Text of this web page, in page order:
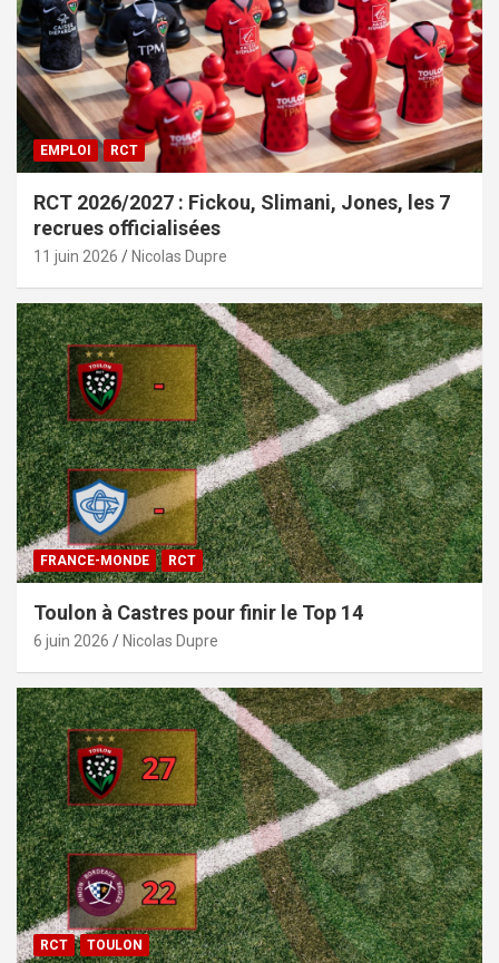
EMPLOI RCT
RCT 2026/2027 : Fickou, Slimani, Jones, les 7
recrues officialisées
11 juin 2026 Nicolas Dupre
FRANCE-MONDE RCT
Toulon à Castres pour finir le Top 14
6 juin 2026 Nicolas Dupre
RCT TOULON